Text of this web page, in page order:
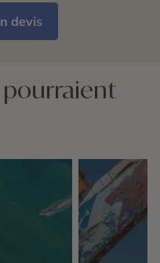
devis